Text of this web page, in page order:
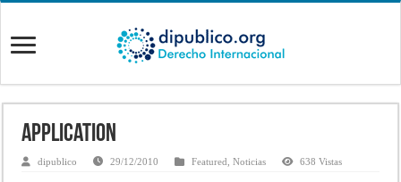
Application
dipublico 29/12/2010 Featured ,Noticias 638 Vistas